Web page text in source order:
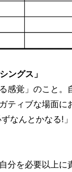
ングス」
感覚」のこと。
ティブな場面
なんとかなる!
分を必要以上